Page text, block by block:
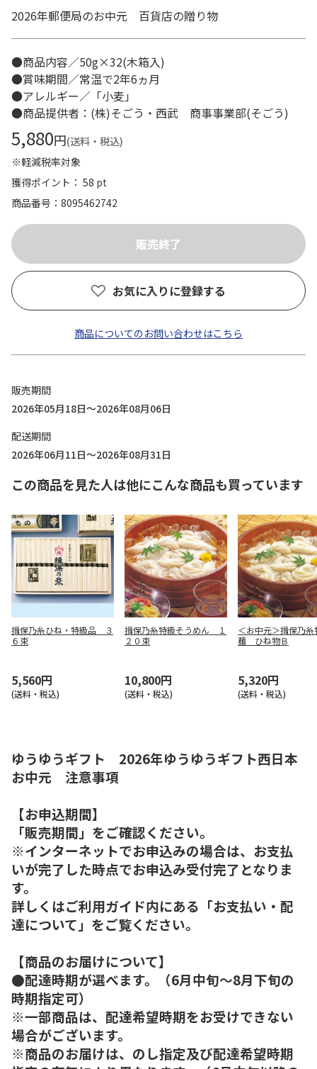
2026年郵便局のお中元 百貨店の贈り物
●商品内容／50g×32(木箱入)
●賞味期間／常温で2年6ヵ月
●アレルギー／「小麦」
●商品提供者：(株)そごう・西武 商事事業部(そごう)
5,880円(送料・税込)
※軽減税率対象
獲得ポイント： 58 pt
商品番号
8095462742
お気に入りに登録する
商品についてのお問い合わせはこちら
販売期間
2026年05月18日～2026年08月06日
配送期間
2026年06月11日～2026年08月31日
この商品を見た人は他にこんな商品も買っています
揖保乃糸ひね・特級品 ３
６束
5,560円
(送料・税込)
揖保乃糸特級そうめん １
２０束
10,800円
(送料・税込)
＜お中元＞揖保乃糸
麺 ひね物Ｂ
5,320円
(送料・税込)
ゆうゆうギフト 2026年ゆうゆうギフト西日本
お中元 注意事項
【お申込期間】
「販売期間」をご確認ください。
※インターネットでお申込みの場合は、お支払
いが完了した時点でお申込み受付完了となりま
す。
詳しくはご利用ガイド内にある「お支払い・配
達について」をご覧ください。
【商品のお届けについて】
●配達時期が選べます。（6月中旬～8月下旬の
時期指定可）
※一部商品は、配達希望時期をお受けできない
場合がございます。
※商品のお届けは、のし指定及び配達希望時期